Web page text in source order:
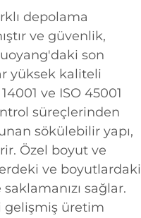
depolama
ve güvenlik,
son
yüksek kaliteli
ve ISO 45001
süreçlerinden
sökülebilir yapı,
Özel boyut ve
ve boyutlardaki
sağlar.
gelişmiş üretim